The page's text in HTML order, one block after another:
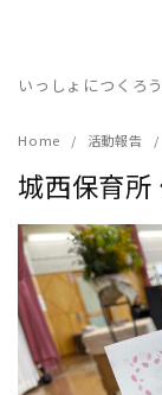
content
いっしょにつくろ
Home 活動報告
城西保育所